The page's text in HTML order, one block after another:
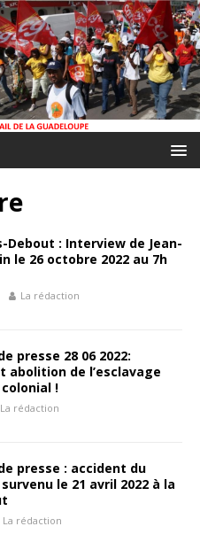
Debout : Interview de Jean-
le 26 octobre 2022 au 7h
La rédaction
presse 28 06 2022:
abolition de l’esclavage
!
La rédaction
presse : accident du
le 21 avril 2022 à la
La rédaction